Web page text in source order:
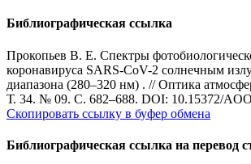
Библиографическая ссылка
Прокопьев В. Е. Спектры
коронавируса SARS-CoV-2 солнечным
диапазона (280–320 нм) . // Оптика
Т. 34. № 09. С. 682–688. DOI: 10.15372/
Скопировать ссылку в буфер обмена
Библиографическая ссылка на перевод